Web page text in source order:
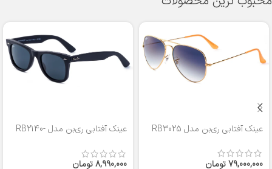
عینک آفتابی ری‌بن مدل RB3025
79,000,000تومان
عینک آفتابی ری‌بن مدل RB2140-
8,990,000تومان